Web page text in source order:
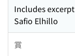
Includes
Safio Elhillo
賞